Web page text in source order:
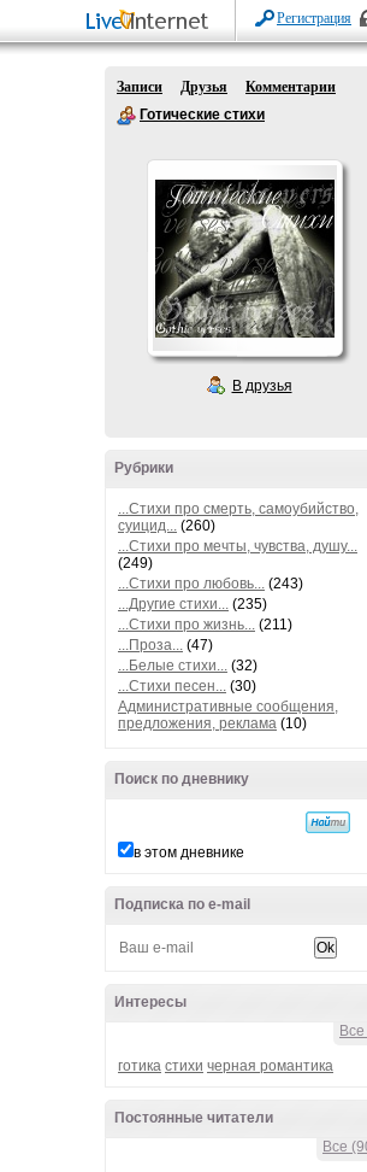
Регистрация
Записи Друзья
Комментарии
Готические стихи
В друзья
Рубрики
...Стихи про смерть, самоубийство,
суицид... (260)
...Стихи про мечты, чувства, душу...
(249)
...Стихи про любовь... (243)
...Другие стихи... (235)
...Стихи про жизнь... (211)
...Проза... (47)
...Белые стихи... (32)
...Стихи песен... (30)
Административные сообщения,
предложения, реклама (10)
Поиск по дневнику
в этом дневнике
Подписка по e-mail
Интересы
готика стихи черная романтика
Постоянные читатели
Все